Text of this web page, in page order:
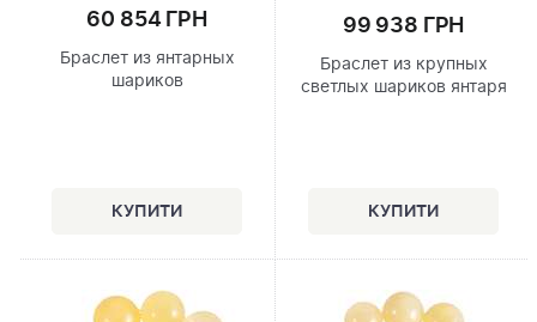
60 854 ГРН
Браслет из янтарных
шариков
99 938 ГРН
Браслет из крупных
светлых шариков янтаря